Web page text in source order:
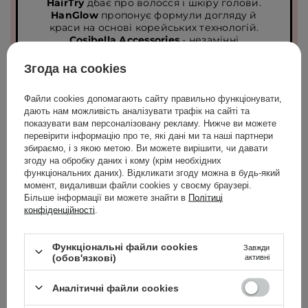
HanGlowпропонує формули догляду й
краси на основі корейських технологій.
Cosibella Accessories- незамінні
ПЕРЕГЛЯНУТИ
(738)
Згода на cookies
Файли cookies допомагають сайту правильно функціонувати,
дають нам можливість аналізувати трафік на сайті та
показувати вам персоналізовану рекламу. Нижче ви можете
перевірити інформацію про те, які дані ми та наші партнери
збираємо, і з якою метою. Ви можете вирішити, чи давати
згоду на обробку даних і кому (крім необхідних
функціональних даних). Відкликати згоду можна в будь-який
момент, видаливши файли cookies у своєму браузері.
Більше інформації ви можете знайти в Політиці
конфіденційності
Функціональні файли cookies
(обов'язкові)
Завжди
активні
Аналітичні файли cookies